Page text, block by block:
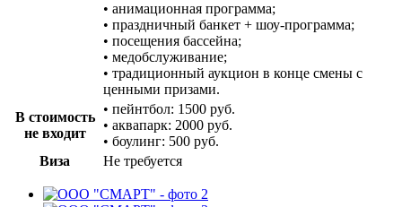
• анимационная программа;
• праздничный банкет + шоу-программа;
• посещения бассейна;
• медобслуживание;
• традиционный аукцион в конце смены с
ценными призами.
В стоимость
не входит
• пейнтбол: 1500 руб.
• аквапарк: 2000 руб.
• боулинг: 500 руб.
Виза
Не требуется